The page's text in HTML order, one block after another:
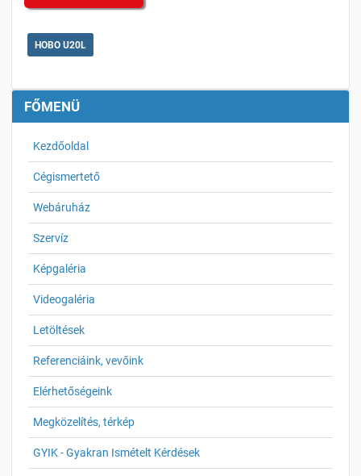
FŐMENÜ
Kezdőoldal
Cégismertető
Webáruház
Szervíz
Képgaléria
Videogaléria
Letöltések
Referenciáink, vevőink
Elérhetőségeink
Megközelítés, térkép
GYIK - Gyakran Ismételt Kérdések
HOBO U20L